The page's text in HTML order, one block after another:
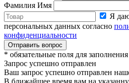
Фамилия Имя
Я
персональных данных согласно
конфиденциальности
* обязательные поля для заполнения
Запрос успешно отправлен
Ваш запрос успешно отправлен
В ближайшее время вам на